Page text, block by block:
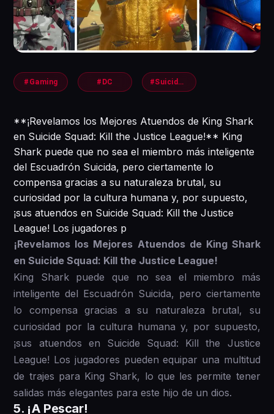
#Gaming #DC #SuicideSquad
**¡Revelamos los Mejores Atuendos de King Shark
en Suicide Squad: Kill the Justice League!** King
Shark puede que no sea el miembro más inteligente
del Escuadrón Suicida, pero ciertamente lo
compensa gracias a su naturaleza brutal, su
curiosidad por la cultura humana y, por supuesto,
¡sus atuendos en Suicide Squad: Kill the Justice
League! Los jugadores p
¡Revelamos los Mejores Atuendos de King Shark
en Suicide Squad: Kill the Justice League!
King Shark puede que no sea el miembro más
inteligente del Escuadrón Suicida, pero ciertamente
lo compensa gracias a su naturaleza brutal, su
curiosidad por la cultura humana y, por supuesto,
¡sus atuendos en Suicide Squad: Kill the Justice
League! Los jugadores pueden equipar una multitud
de trajes para King Shark, lo que les permite tener
salidas más elegantes para este hijo de un dios.
5. ¡A Pescar!